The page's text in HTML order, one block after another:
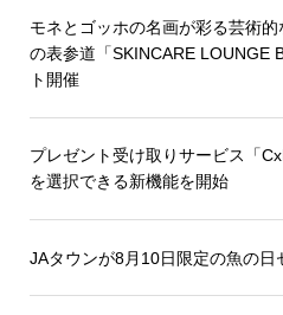
モネとゴッホの名画が彩る芸術
の表参道「SKINCARE LOUNGE
ト開催
プレゼント受け取りサービス「
を選択できる新機能を開始
JAタウンが8月10日限定の魚の日